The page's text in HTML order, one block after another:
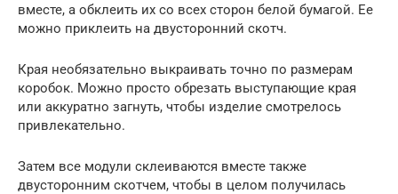
вместе, а обклеить их со всех сторон белой бумагой. Ее
можно приклеить на двусторонний скотч.
Края необязательно выкраивать точно по размерам
коробок. Можно просто обрезать выступающие края
или аккуратно загнуть, чтобы изделие смотрелось
привлекательно.
Затем все модули склеиваются вместе также
двусторонним скотчем, чтобы в целом получилась